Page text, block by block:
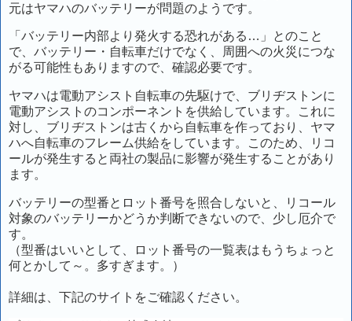
元はヤマハのバッテリーが問題のようです。
「バッテリー内部より発火する恐れがある…」とのこと
で、バッテリー・自転車だけでなく、周囲への火災につな
がる可能性もありますので、確認必要です。
ヤマハは電動アシスト自転車の先駆けで、ブリヂストンに
電動アシストのコンポーネントを供給しています。これに
対し、ブリヂストンは古くから自転車を作っており、ヤマ
ハへ自転車のフレーム供給をしています。このため、リコ
ールが発生すると両社の製品に影響が発生することがあり
ます。
バッテリーの型番とロット番号を照合しないと、リコール
対象のバッテリーかどうか判断できないので、少し厄介で
す。
（型番はいいとして、ロット番号の一覧表はもうちょっと
何とかして～。多すぎます。）
詳細は、下記のサイトをご確認ください。